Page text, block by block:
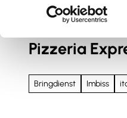
Pizzeria
Bringdienst Imbiss